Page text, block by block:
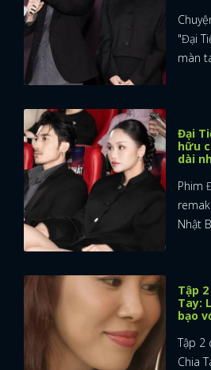
"Đại
màn
Đại
hữu
dài
Phim
Nhật
Tập
Tay:
bạo
Tập 2
Chia